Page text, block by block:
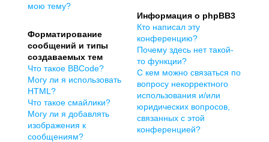
мою тему?
Форматирование
сообщений и типы
создаваемых тем
Что такое BBCode?
Могу ли я использовать
HTML?
Что такое смайлики?
Могу ли я добавлять
изображения к
сообщениям?
Информация о phpBB3
Кто написал эту
конференцию?
Почему здесь нет такой-
то функции?
С кем можно связаться по
вопросу некорректного
использования и/или
юридических вопросов,
связанных с этой
конференцией?